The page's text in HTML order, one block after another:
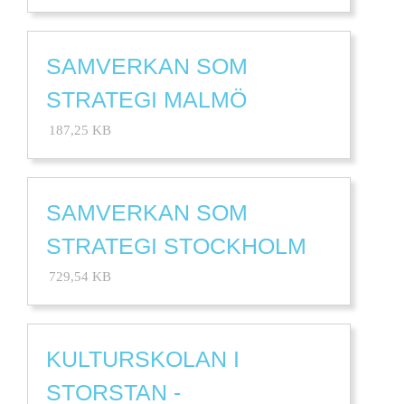
SAMVERKAN SOM
STRATEGI MALMÖ
187,25 KB
SAMVERKAN SOM
STRATEGI STOCKHOLM
729,54 KB
KULTURSKOLAN I
STORSTAN -